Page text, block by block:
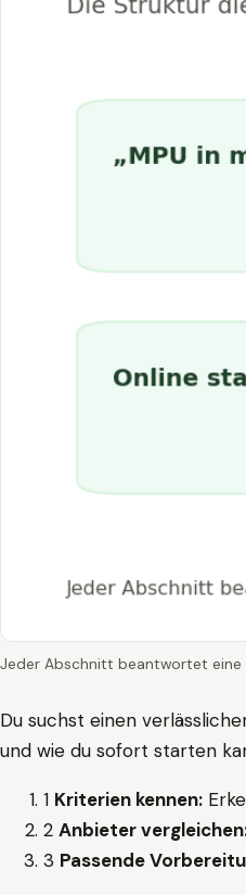
Jeder Abschnitt beantwortet eine
Du suchst einen
und wie du sofort starten
1 Kriterien kennen:
2 Anbieter
3 Passende